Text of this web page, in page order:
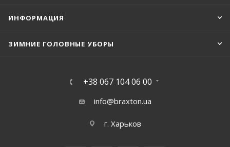
ИНФОРМАЦИЯ
ЗИМНИЕ ГОЛОВНЫЕ УБОРЫ
+38 067 104 06 00
info@braxton.ua
г. Харьков